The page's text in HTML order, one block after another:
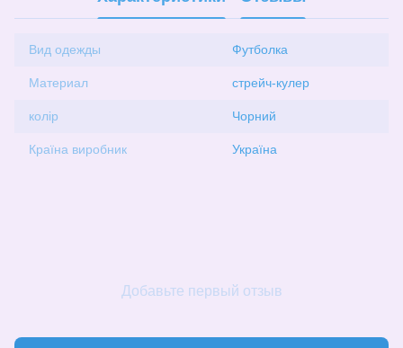
Вид одежды Футболка
Материал стрейч-кулер
колір Чорний
Країна виробник Україна
Добавьте первый отзыв